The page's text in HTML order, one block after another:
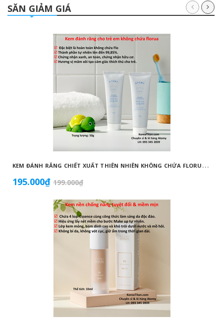
SĂN GIẢM GIÁ
K
EM ĐÁNH RĂNG CHIẾT XUẤT THIÊN NHIÊN KHÔNG CHỨA FLORUA AN TOÀN DÀNH CHO TRẺ EM ( 50G) - ATOMY KID NATURAL TOOTHPASTE (NON FLUORIDE) - 애터미 키즈 내추럴 치약 - НАТУРАЛЬНАЯ ДЕТСКАЯ ЗУБНАЯ ПАСТА ATOMY
195.000₫ 199.000₫